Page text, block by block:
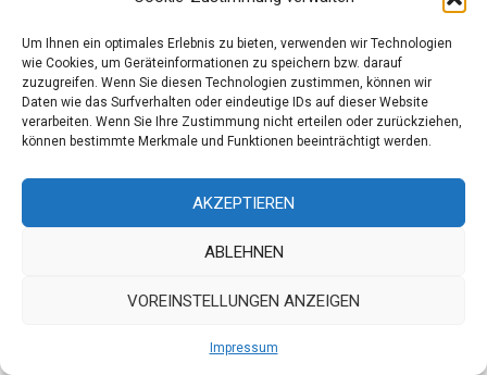
Um Ihnen ein optimales Erlebnis zu bieten, verwenden wir Technologien
wie Cookies, um Geräteinformationen zu speichern bzw. darauf
zuzugreifen. Wenn Sie diesen Technologien zustimmen, können wir
Daten wie das Surfverhalten oder eindeutige IDs auf dieser Website
verarbeiten. Wenn Sie Ihre Zustimmung nicht erteilen oder zurückziehen,
können bestimmte Merkmale und Funktionen beeinträchtigt werden.
AKZEPTIEREN
ABLEHNEN
VOREINSTELLUNGEN ANZEIGEN
Impressum